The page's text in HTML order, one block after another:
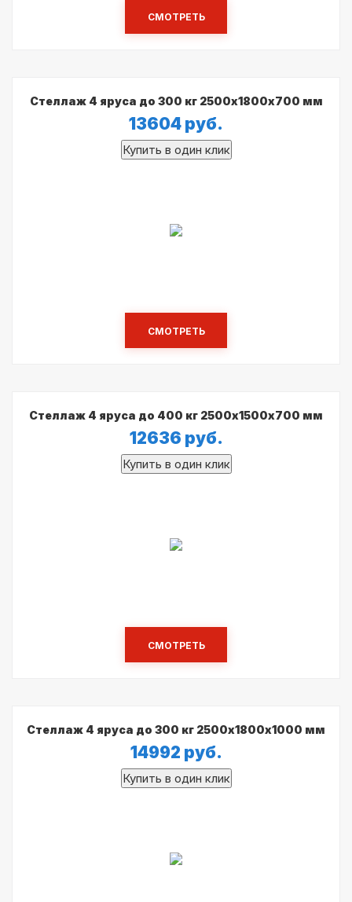
СМОТРЕТЬ
Стеллаж 4 яруса до 300 кг 2500х1800х700 мм
13604 руб.
СМОТРЕТЬ
Стеллаж 4 яруса до 400 кг 2500х1500х700 мм
12636 руб.
СМОТРЕТЬ
Стеллаж 4 яруса до 300 кг 2500х1800х1000 мм
14992 руб.